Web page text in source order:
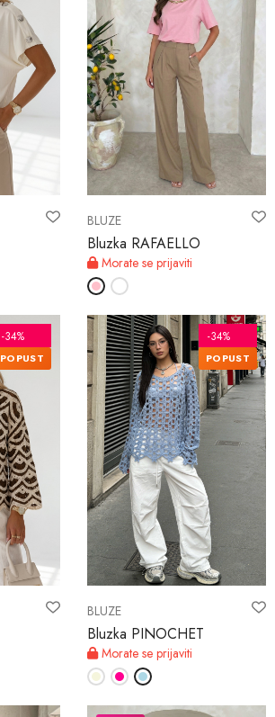
BLUZE
Bluzka RAFAELLO
Morate se prijaviti
-34%
POPUST
BLUZE
Bluzka PINOCHET
Morate se prijaviti
-34%
POPUST